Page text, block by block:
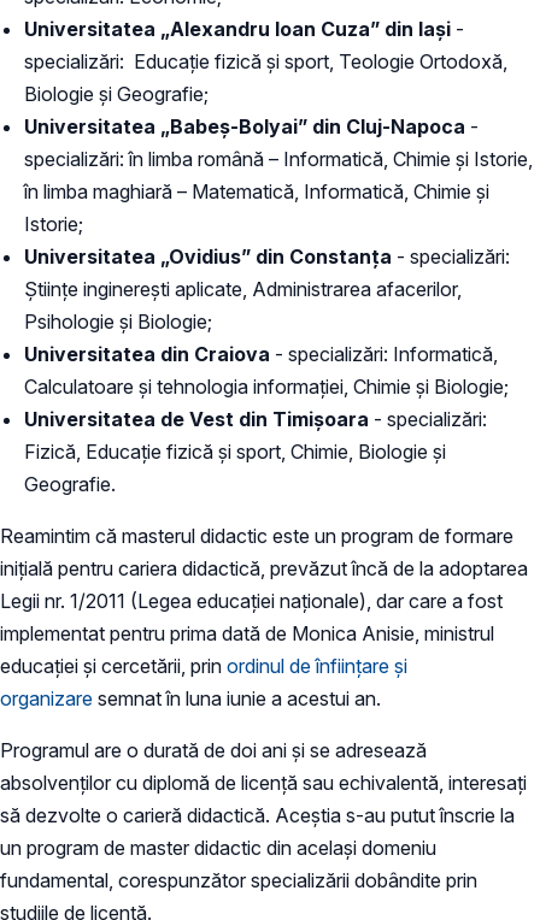
Universitatea „Alexandru Ioan Cuza” din Iași -
specializări: Educație fizică și sport, Teologie Ortodoxă,
Biologie și Geografie;
Universitatea „Babeș-Bolyai” din Cluj-Napoca -
specializări: în limba română – Informatică, Chimie și Istorie,
în limba maghiară – Matematică, Informatică, Chimie și
Istorie;
Universitatea „Ovidius” din Constanța - specializări:
Științe inginerești aplicate, Administrarea afacerilor,
Psihologie și Biologie;
Universitatea din Craiova - specializări: Informatică,
Calculatoare și tehnologia informației, Chimie și Biologie;
Universitatea de Vest din Timișoara - specializări:
Fizică, Educație fizică și sport, Chimie, Biologie și
Geografie.
Reamintim că masterul didactic este un program de formare
inițială pentru cariera didactică, prevăzut încă de la adoptarea
Legii nr. 1/2011 (Legea educației naționale), dar care a fost
implementat pentru prima dată de Monica Anisie, ministrul
educației și cercetării, prin ordinul de înființare și
organizare semnat în luna iunie a acestui an.
Programul are o durată de doi ani și se adresează
absolvenților cu diplomă de licență sau echivalentă, interesați
să dezvolte o carieră didactică. Aceștia s-au putut înscrie la
un program de master didactic din același domeniu
fundamental, corespunzător specializării dobândite prin
studiile de licență.